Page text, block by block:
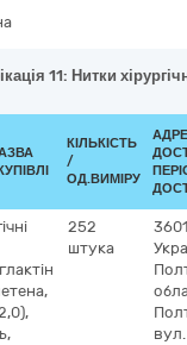
11: Нитки
КІЛЬКІСТЬ
/
ОД.ВИМІРУ
252
штука
вул.